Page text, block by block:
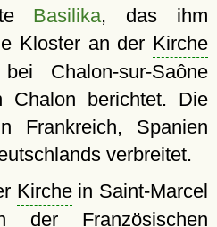
Basilika, das ihm
Kloster an der Kirche
Chalon-sur-Saône
berichtet. Die
Frankreich, Spanien
verbreitet.
Kirchein Saint-Marcel
Französischen